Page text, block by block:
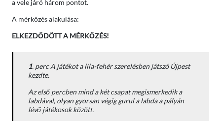
a vele járó három pontot.
A mérkőzés alakulása:
ELKEZDŐDÖTT A MÉRKŐZÉS!
1. perc A játékot a lila-fehér szerelésben játszó Újpest
kezdte.
Az első percben mind a két csapat megismerkedik a
labdával, olyan gyorsan végig gurul a labda a pályán
lévő játékosok között.